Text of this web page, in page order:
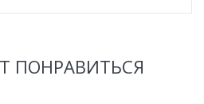
ПОНРАВИТЬСЯ